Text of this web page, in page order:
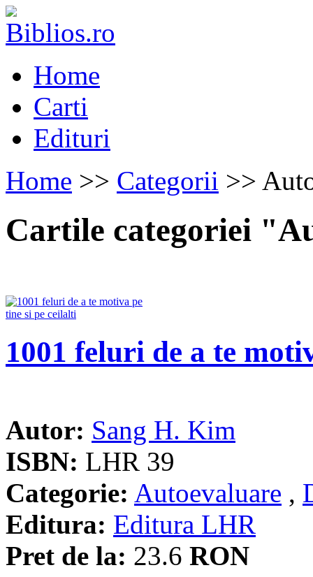
Home
Carti
Edituri
Home >> Categorii >>
Cartile categoriei
1001 feluri de a te
Autor: Sang H. Kim
ISBN: LHR 39
Categorie: Autoevaluare ,
Editura: Editura LHR
Pret de la: 23.6 RON